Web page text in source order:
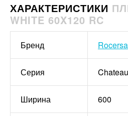
ХАРАКТЕРИСТИКИ
WHITE 60X120 RC
Бренд Rocersa
Серия Chateau
Ширина 600